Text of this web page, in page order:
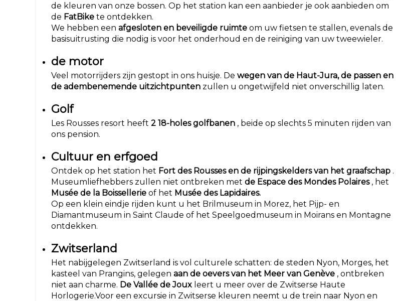
de kleuren van onze bossen. Op het station kan een aanbieder je ook aanbieden om
de FatBike te ontdekken.
We hebben een afgesloten en beveiligde ruimte om uw fietsen te stallen, evenals de
basisuitrusting die nodig is voor het onderhoud en de reiniging van uw tweewieler.
de motor
Veel motorrijders zijn gestopt in ons huisje. De wegen van de Haut-Jura, de passen en
de adembenemende uitzichtpunten zullen u ongetwijfeld niet onverschillig laten.
Golf
Les Rousses resort heeft 2 18-holes golfbanen , beide op slechts 5 minuten rijden van
ons pension.
Cultuur en erfgoed
Ontdek op het station het Fort des Rousses en de rijpingskelders van het graafschap .
Museumliefhebbers zullen niet ontbreken met de Espace des Mondes Polaires, het
Musée de la Boissellerie of het Musée des Lapidaires.
Op een klein eindje rijden kunt u het Brilmuseum in Morez, het Pijp- en
Diamantmuseum in Saint Claude of het Speelgoedmuseum in Moirans en Montagne
ontdekken.
Zwitserland
Het nabijgelegen Zwitserland is vol culturele schatten: de steden Nyon, Morges, het
kasteel van Prangins, gelegen aan de oevers van het Meer van Genève , ontbreken
niet aan charme. De Vallée de Joux leert u meer over de Zwitserse Haute
Horlogerie.Voor een excursie in Zwitserse kleuren neemt u de trein naar Nyon en